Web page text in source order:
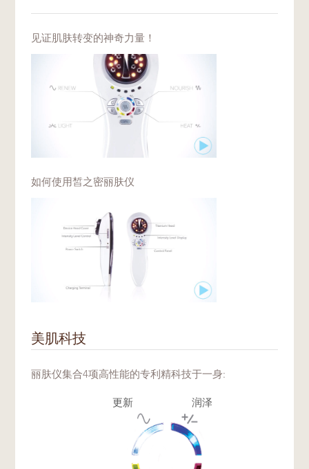
见证肌肤转变的神奇力量！
如何使用皙之密丽肤仪
美肌科技
丽肤仪集合4项高性能的专利精科技于一身:
更新 润泽